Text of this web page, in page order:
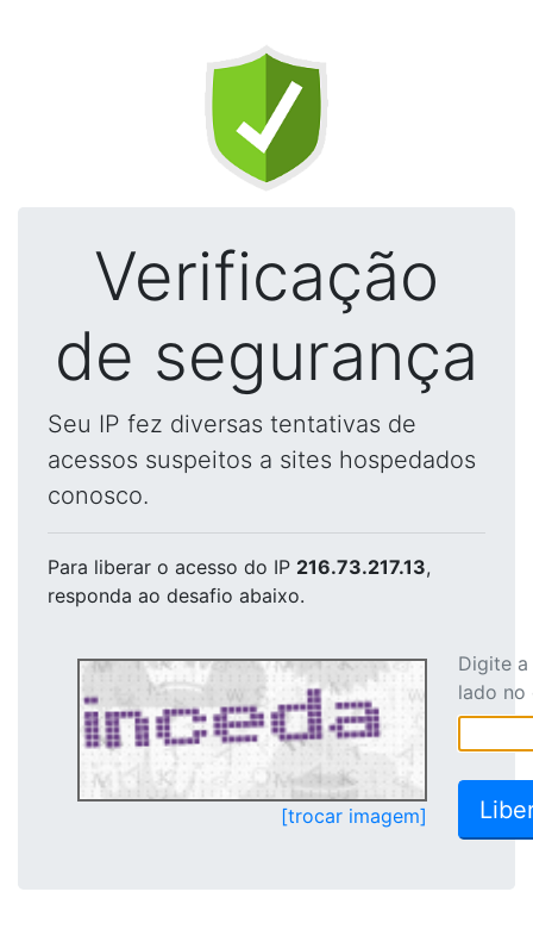
Verificação
de segurança
Seu IP fez diversas tentativas de
acessos suspeitos a sites hospedados
conosco.
Para liberar o acesso do IP 216.73.217.13,
responda ao desafio abaixo.
[trocar imagem]
Digite
lado no